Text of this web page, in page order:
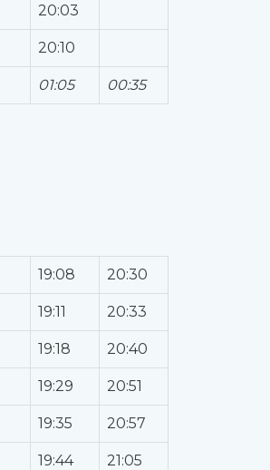
20:03
20:10
01:05 00:35
19:08 20:30
19:11 20:33
19:18 20:40
19:29 20:51
19:35 20:57
19:44 21:05